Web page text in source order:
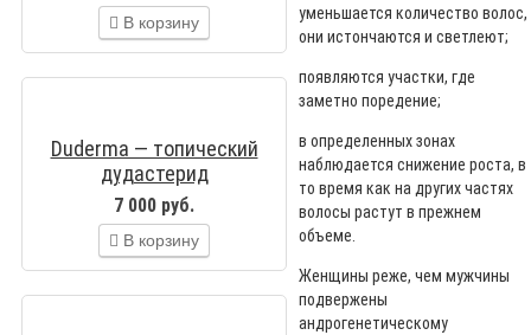
В корзину
Duderma — топический
дудастерид
MINOXIDILMAX ( USA)
7 000 руб.
В корзину
уменьшается количество волос,
они истончаются и светлеют;
появляются участки, где
заметно поредение;
в определенных зонах
наблюдается снижение роста, в
то время как на других частях
волосы растут в прежнем
объеме.
Женщины реже, чем мужчины
подвержены
андрогенетическому